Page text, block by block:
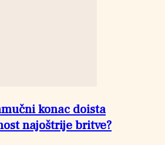
konac doista
najoštrije britve?